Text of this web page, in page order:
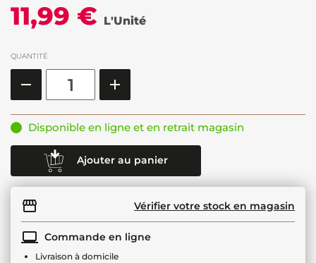
11,99 € L'Unité
QUANTITÉ
Disponible en ligne et en retrait magasin
Ajouter au panier
Vérifier votre stock en magasin
Commande en ligne
Livraison à domicile